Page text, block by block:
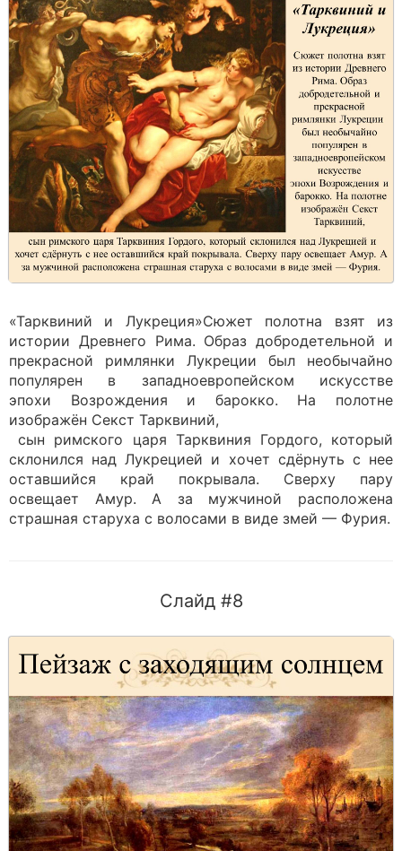
«Тарквиний и Лукреция»Сюжет полотна взят из
истории Древнего Рима. Образ добродетельной и
прекрасной римлянки Лукреции был необычайно
популярен в западноевропейском искусстве
эпохи Возрождения и барокко. На полотне
изображён Секст Тарквиний,
сын римского царя Тарквиния Гордого, который
склонился над Лукрецией и хочет сдёрнуть с нее
оставшийся край покрывала. Сверху пару
освещает Амур. А за мужчиной расположена
страшная старуха с волосами в виде змей — Фурия.
Слайд #8